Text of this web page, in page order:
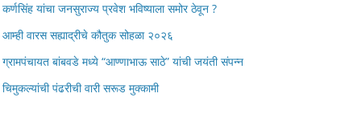
कर्णसिंह यांचा जनसुराज्य प्रवेश भविष्याला समोर ठेवून ?
आम्ही वारस सह्याद्रीचे कौतुक सोहळा २०२६
ग्रामपंचायत बांबवडे मध्ये “आण्णाभाऊ साठे” यांची जयंती संपन्न
चिमुकल्यांची पंढरीची वारी सरूड मुक्कामी